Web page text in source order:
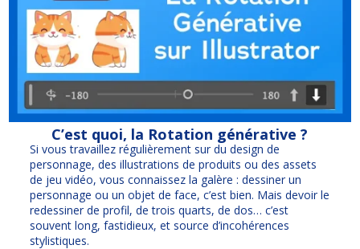
C’est quoi, la Rotation générative ?
Si vous travaillez régulièrement sur du design de
personnage, des illustrations de produits ou des assets
de jeu vidéo, vous connaissez la galère : dessiner un
personnage ou un objet de face, c’est bien. Mais devoir le
redessiner de profil, de trois quarts, de dos… c’est
souvent long, fastidieux, et source d’incohérences
stylistiques.